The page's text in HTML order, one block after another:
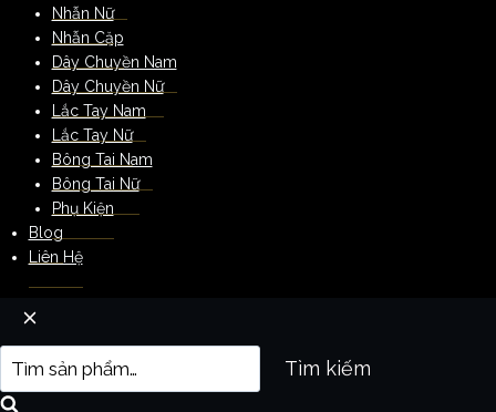
Nhẫn Nữ
Nhẫn Cặp
Dây Chuyền Nam
Dây Chuyền Nữ
Lắc Tay Nam
Lắc Tay Nữ
Bông Tai Nam
Bông Tai Nữ
Phụ Kiện
Blog
Liên Hệ
Tìm kiếm